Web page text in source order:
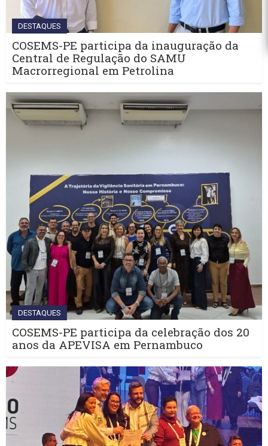
DESTAQUES
COSEMS-PE participa da inauguração da
Central de Regulação do SAMU
Macrorregional em Petrolina
DESTAQUES
COSEMS-PE participa da celebração dos 20
anos da APEVISA em Pernambuco